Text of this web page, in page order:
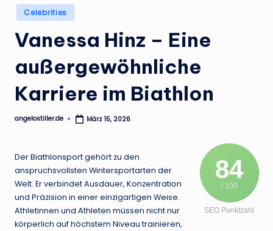
d
e
Posted
in
Celebrities
Vanessa Hinz – Eine
außergewöhnliche
Karriere im Biathlon
Posted
angelostiller.de März 15, 2026
84
/ 100
SEO Punktzahl
Der Biathlonsport gehört zu den
anspruchsvollsten Wintersportarten der
Welt. Er verbindet Ausdauer, Konzentration
und Präzision in einer einzigartigen Weise.
Athletinnen und Athleten müssen nicht nur
körperlich auf höchstem Niveau trainieren,